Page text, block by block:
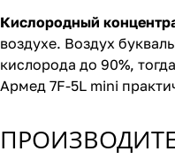
Кислородный
воздухе. Воздух
кислорода до 90%,
Армед 7F-5L mini